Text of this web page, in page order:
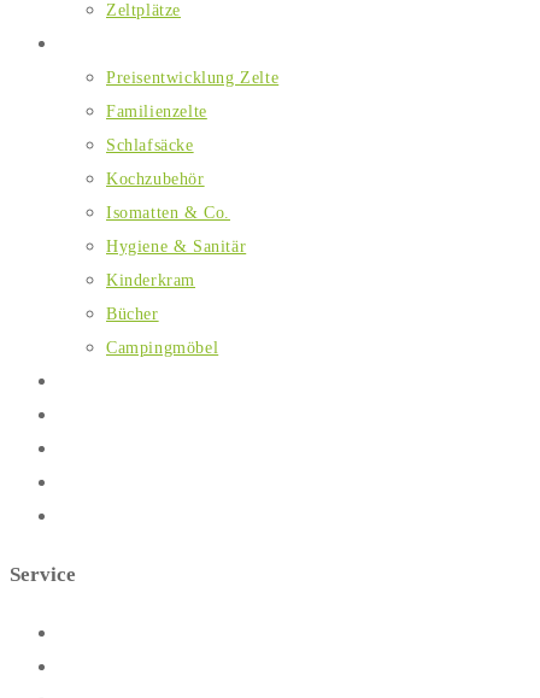
Zeltplätze
Preisentwicklung Zelte
Familienzelte
Schlafsäcke
Kochzubehör
Isomatten & Co.
Hygiene & Sanitär
Kinderkram
Bücher
Campingmöbel
Service